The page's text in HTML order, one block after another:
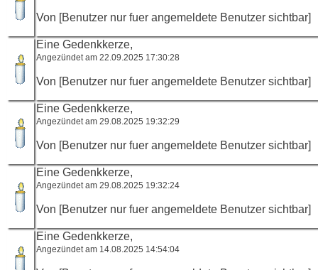
Von [Benutzer nur fuer angemeldete Benutzer sichtbar]
Eine Gedenkkerze,
Angezündet am 22.09.2025 17:30:28
Von [Benutzer nur fuer angemeldete Benutzer sichtbar]
Eine Gedenkkerze,
Angezündet am 29.08.2025 19:32:29
Von [Benutzer nur fuer angemeldete Benutzer sichtbar]
Eine Gedenkkerze,
Angezündet am 29.08.2025 19:32:24
Von [Benutzer nur fuer angemeldete Benutzer sichtbar]
Eine Gedenkkerze,
Angezündet am 14.08.2025 14:54:04